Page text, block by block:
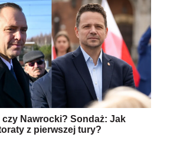
Nawrocki? Sondaż: Jak
z pierwszej tury?